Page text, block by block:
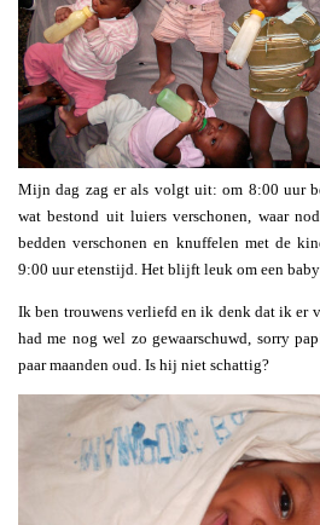
Mijn dag zag er als volgt uit: om 8:00 uur
wat bestond uit luiers verschonen, waar
bedden verschonen en knuffelen met de
9:00 uur etenstijd. Het blijft leuk om een
Ik ben trouwens verliefd en ik denk dat ik er
had me nog wel zo gewaarschuwd, sorry
paar maanden oud. Is hij niet schattig?